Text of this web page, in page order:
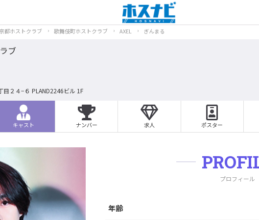
都ホストクラブ 歌舞伎町ホストクラブ AXEL ぎんまる
ブ
目２４−６ PLAND2246ビル 1F
キャスト ナンバー 求人 ポスター
プロフィール
年齢